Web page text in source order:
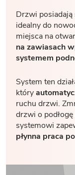
Drzwi posiadają
idealny do
miejsca na
na zawiasach
systemem
System ten
który
ruchu drzwi.
drzwi o
systemowi
płynna praca